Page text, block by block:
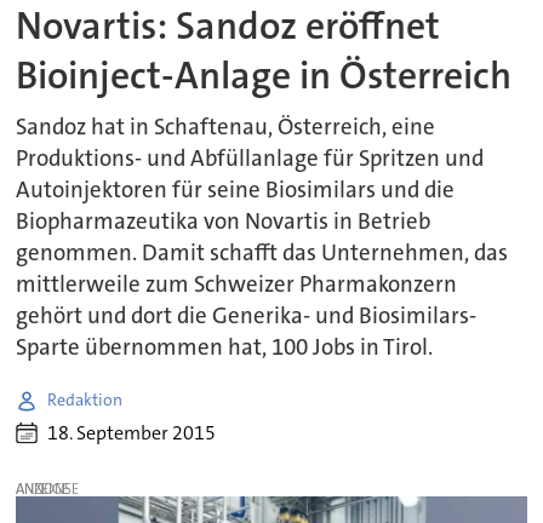
Novartis: Sandoz eröffnet
Bioinject-Anlage in Österreich
Sandoz hat in Schaftenau, Österreich, eine
Produktions- und Abfüllanlage für Spritzen und
Autoinjektoren für seine Biosimilars und die
Biopharmazeutika von Novartis in Betrieb
genommen. Damit schafft das Unternehmen, das
mittlerweile zum Schweizer Pharmakonzern
gehört und dort die Generika- und Biosimilars-
Sparte übernommen hat, 100 Jobs in Tirol.
Redaktion
18. September 2015
ANZEIGE